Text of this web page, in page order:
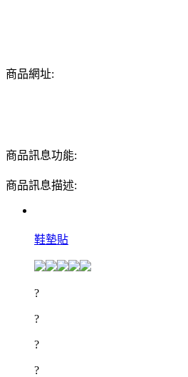
商品網址:
商品訊息功能:
商品訊息描述:
鞋墊貼
?
?
?
?